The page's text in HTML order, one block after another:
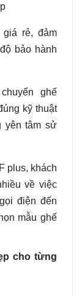
giá rẻ, đảm
bảo hành
ghế
kỹ thuật
yên tâm sử
plus, khách
về việc
điện đến
mẫu ghế
cho từng